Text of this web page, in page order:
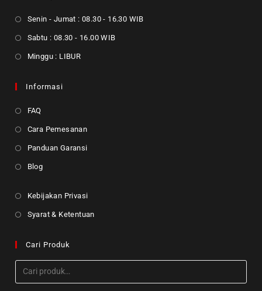
Senin - Jumat : 08.30 - 16.30 WIB
Sabtu : 08.30 - 16.00 WIB
Minggu : LIBUR
Informasi
FAQ
Cara Pemesanan
Panduan Garansi
Blog
Kebijakan Privasi
Syarat & Ketentuan
Cari Produk